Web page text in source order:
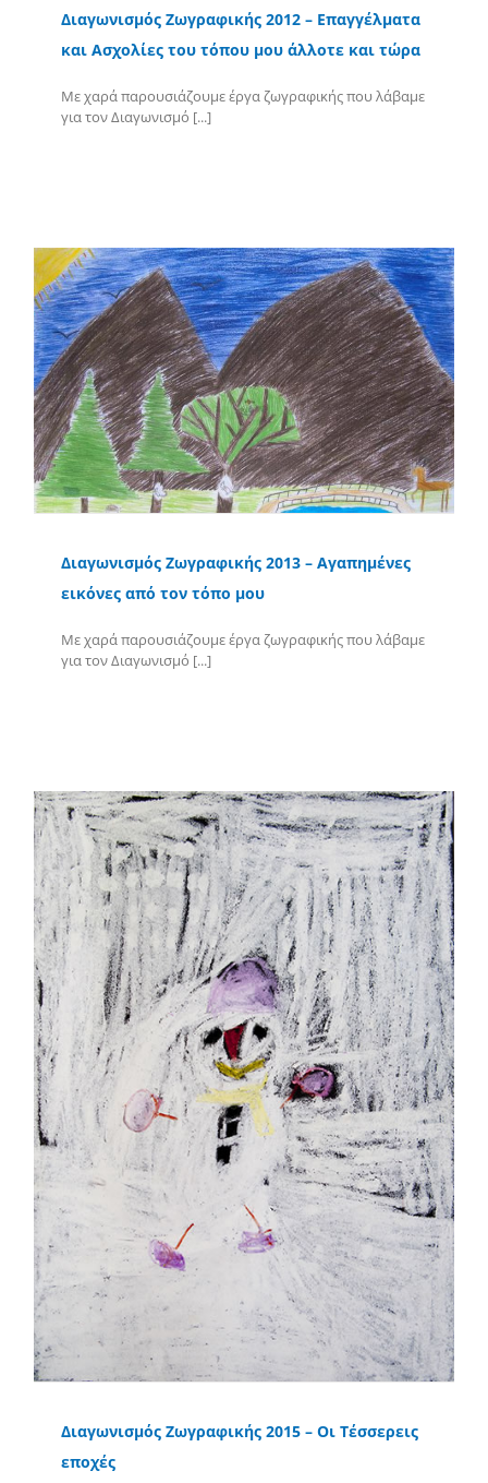
Διαγωνισμός Ζωγραφικής 2012 – Επαγγέλματα
και Ασχολίες του τόπου μου άλλοτε και τώρα
Με χαρά παρουσιάζουμε έργα ζωγραφικής που λάβαμε
για τον Διαγωνισμό [...]
Διαγωνισμός Ζωγραφικής 2013 – Αγαπημένες
εικόνες από τον τόπο μου
Με χαρά παρουσιάζουμε έργα ζωγραφικής που λάβαμε
για τον Διαγωνισμό [...]
Διαγωνισμός Ζωγραφικής 2015 – Οι Τέσσερεις
εποχές